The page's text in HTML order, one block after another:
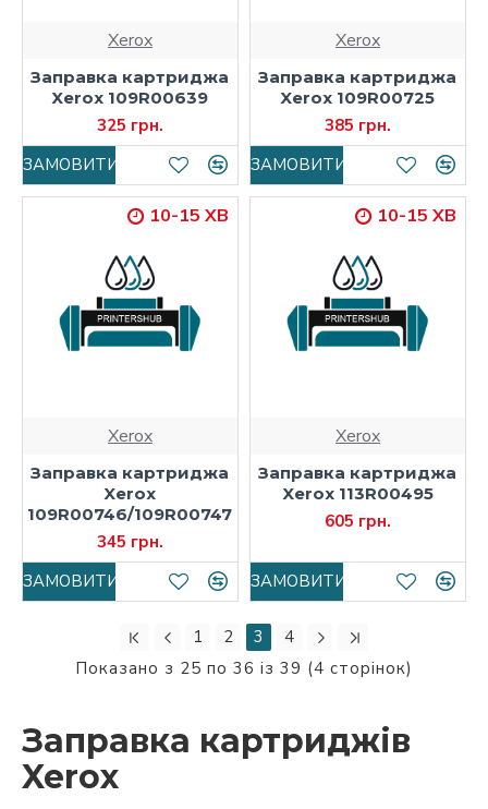
Xerox
Заправка картриджа
Xerox 109R00639
325 грн.
ЗАМОВИТИ
Xerox
Заправка картриджа
Xerox 109R00725
385 грн.
ЗАМОВИТИ
10-15 ХВ
Xerox
Заправка картриджа
Xerox
109R00746/109R00747
345 грн.
ЗАМОВИТИ
10-15 ХВ
Xerox
Заправка картриджа
Xerox 113R00495
605 грн.
ЗАМОВИТИ
1 2 3
4
Показано з 25 по 36 із 39 (4 сторінок)
Заправка картриджів
Xerox